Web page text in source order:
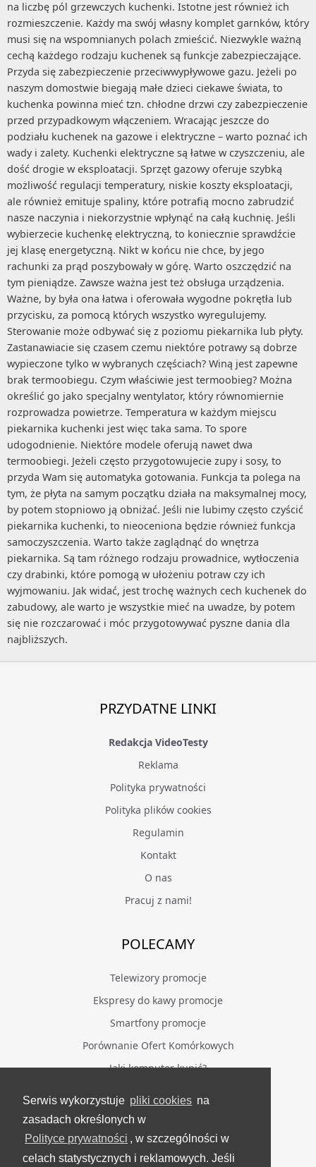
Serwis wykorzystuje pliki cookies na
zasadach określonych w
Polityce prywatności , w szczególności w
celach statystycznych i reklamowych. Jeśli
na liczbę pól grzewczych kuchenki. Istotne jest również ich
rozmieszczenie. Każdy ma swój własny komplet garnków, który
musi się na wspomnianych polach zmieścić. Niezwykle ważną
cechą każdego rodzaju kuchenek są funkcje zabezpieczające.
Przyda się zabezpieczenie przeciwwypływowe gazu. Jeżeli po
naszym domostwie biegają małe dzieci ciekawe świata, to
kuchenka powinna mieć tzn. chłodne drzwi czy zabezpieczenie
przed przypadkowym włączeniem. Wracając jeszcze do
podziału kuchenek na gazowe i elektryczne – warto poznać ich
wady i zalety. Kuchenki elektryczne są łatwe w czyszczeniu, ale
dość drogie w eksploatacji. Sprzęt gazowy oferuje szybką
możliwość regulacji temperatury, niskie koszty eksploatacji,
ale również emituje spaliny, które potrafią mocno zabrudzić
nasze naczynia i niekorzystnie wpłynąć na całą kuchnię. Jeśli
wybierzecie kuchenkę elektryczną, to koniecznie sprawdźcie
jej klasę energetyczną. Nikt w końcu nie chce, by jego
rachunki za prąd poszybowały w górę. Warto oszczędzić na
tym pieniądze. Zawsze ważna jest też obsługa urządzenia.
Ważne, by była ona łatwa i oferowała wygodne pokrętła lub
przycisku, za pomocą których wszystko wyregulujemy.
Sterowanie może odbywać się z poziomu piekarnika lub płyty.
Zastanawiacie się czasem czemu niektóre potrawy są dobrze
wypieczone tylko w wybranych częściach? Winą jest zapewne
brak termoobiegu. Czym właściwie jest termoobieg? Można
określić go jako specjalny wentylator, który równomiernie
rozprowadza powietrze. Temperatura w każdym miejscu
piekarnika kuchenki jest więc taka sama. To spore
udogodnienie. Niektóre modele oferują nawet dwa
termoobiegi. Jeżeli często przygotowujecie zupy i sosy, to
przyda Wam się automatyka gotowania. Funkcja ta polega na
tym, że płyta na samym początku działa na maksymalnej mocy,
by potem stopniowo ją obniżać. Jeśli nie lubimy często czyścić
piekarnika kuchenki, to nieoceniona będzie również funkcja
samoczyszczenia. Warto także zaglądnąć do wnętrza
piekarnika. Są tam różnego rodzaju prowadnice, wytłoczenia
czy drabinki, które pomogą w ułożeniu potraw czy ich
wyjmowaniu. Jak widać, jest trochę ważnych cech kuchenek do
zabudowy, ale warto je wszystkie mieć na uwadze, by potem
się nie rozczarować i móc przygotowywać pyszne dania dla
najbliższych.
PRZYDATNE LINKI
Redakcja VideoTesty
Reklama
Polityka prywatności
Polityka plików cookies
Regulamin
Kontakt
O nas
Pracuj z nami!
POLECAMY
Telewizory promocje
Ekspresy do kawy promocje
Smartfony promocje
Porównanie Ofert Komórkowych
Jaki komputer kupić?
BĄDŹ NA BIEŻĄCO
Facebook